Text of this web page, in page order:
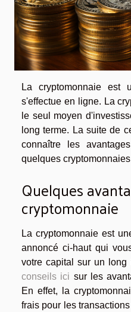
La cryptomonnaie est
s'effectue en ligne. La
le seul moyen
long terme. La suite de
connaître les
quelques
Quelques
cryptomonnaie
La cryptomonnaie est
annoncé ci-haut qui
votre capital sur un long
conseils ici sur les
En effet, la
frais pour les